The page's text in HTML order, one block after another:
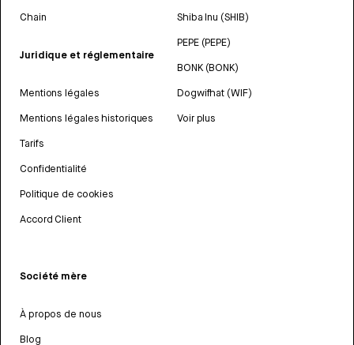
Chain
Juridique et réglementaire
Mentions légales
Mentions légales historiques
Tarifs
Confidentialité
Politique de cookies
Accord Client
Shiba Inu (SHIB)
PEPE (PEPE)
BONK (BONK)
Dogwifhat (WIF)
Voir plus
Société mère
À propos de nous
Blog